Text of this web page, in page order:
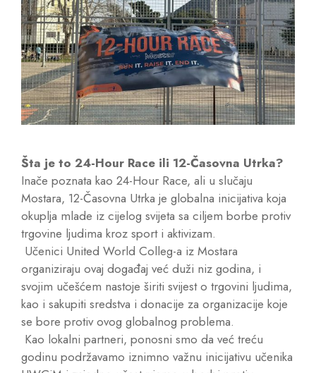
Šta je to 24-Hour Race ili 12-Časovna Utrka?
Inače poznata kao 24-Hour Race, ali u slučaju
Mostara, 12-Časovna Utrka je globalna inicijativa koja
okuplja mlade iz cijelog svijeta sa ciljem borbe protiv
trgovine ljudima kroz sport i aktivizam.
Učenici United World Colleg-a iz Mostara
organiziraju ovaj događaj već duži niz godina, i
svojim učešćem nastoje širiti svijest o trgovini ljudima,
kao i sakupiti sredstva i donacije za organizacije koje
se bore protiv ovog globalnog problema.
Kao lokalni partneri, ponosni smo da već treću
godinu podržavamo iznimno važnu inicijativu učenika